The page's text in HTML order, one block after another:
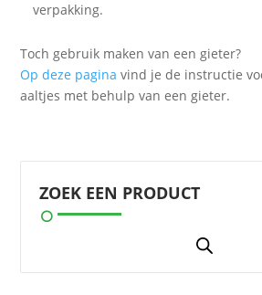
verpakking.
Toch gebruik maken van een gieter?
Op deze pagina vind je de instructie
aaltjes met behulp van een gieter.
ZOEK EEN PRODUCT